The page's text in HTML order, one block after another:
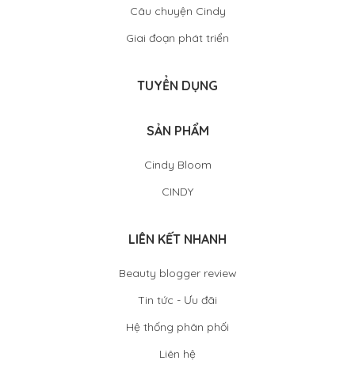
Câu chuyện Cindy
Giai đoạn phát triển
TUYỂN DỤNG
SẢN PHẨM
Cindy Bloom
CINDY
LIÊN KẾT NHANH
Beauty blogger review
Tin tức - Ưu đãi
Hệ thống phân phối
Liên hệ